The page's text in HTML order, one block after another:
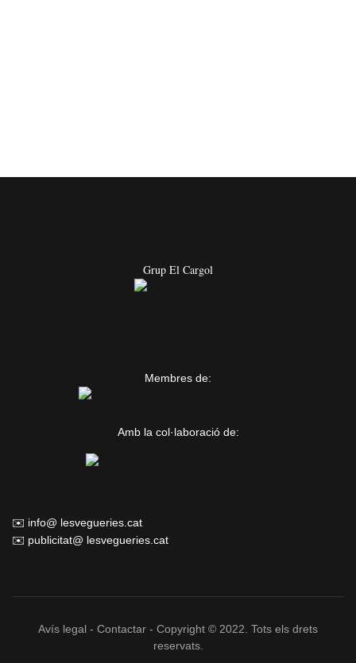
Grup El Cargol
Membres de:
Amb la col·laboració de:
✉️ info@ lesvegueries.cat
✉️ publicitat@ lesvegueries.cat
Avís legal - Contactar - Copyright © 2022. Tots els drets
reservats.